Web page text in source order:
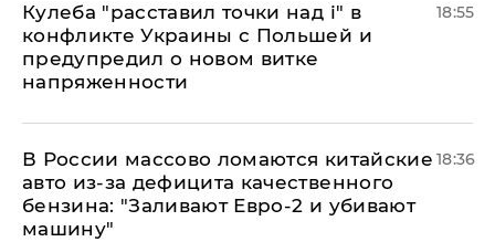
Кулеба "расставил точки над і" в
конфликте Украины с Польшей и
предупредил о новом витке
напряженности
18:55
В России массово ломаются китайские
авто из-за дефицита качественного
бензина: "Заливают Евро-2 и убивают
машину"
18:36